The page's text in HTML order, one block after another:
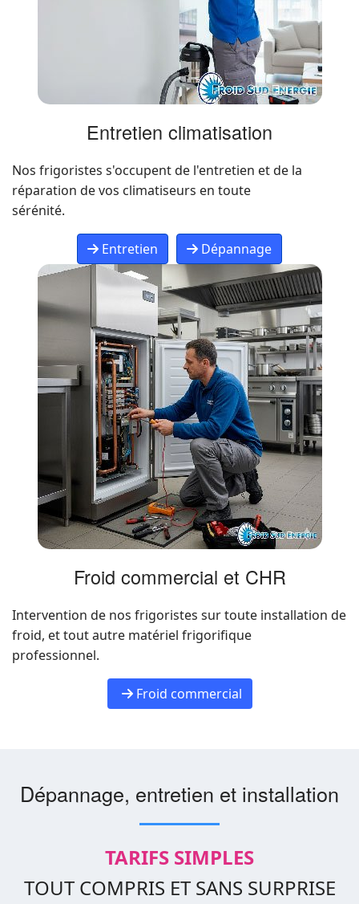
Entretien climatisation
Nos frigoristes s'occupent de l'entretien et de la
réparation de vos climatiseurs en toute
sérénité.
Entretien Dépannage
Froid commercial et CHR
Intervention de nos frigoristes sur toute installation de
froid, et tout autre matériel frigorifique
professionnel.
Froid commercial
Dépannage, entretien et installation
TARIFS SIMPLES
TOUT COMPRIS ET SANS SURPRISE